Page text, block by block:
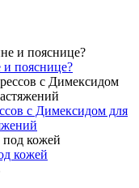
и пояснице?
с Димексидом для
кожей